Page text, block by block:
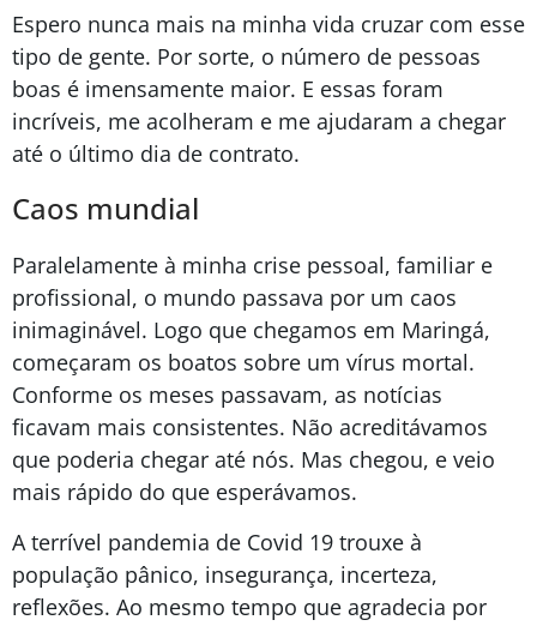
Espero nunca mais na minha vida cruzar com esse
tipo de gente. Por sorte, o número de pessoas
boas é imensamente maior. E essas foram
incríveis, me acolheram e me ajudaram a chegar
até o último dia de contrato.
Caos mundial
Paralelamente à minha crise pessoal, familiar e
profissional, o mundo passava por um caos
inimaginável. Logo que chegamos em Maringá,
começaram os boatos sobre um vírus mortal.
Conforme os meses passavam, as notícias
ficavam mais consistentes. Não acreditávamos
que poderia chegar até nós. Mas chegou, e veio
mais rápido do que esperávamos.
A terrível pandemia de Covid 19 trouxe à
população pânico, insegurança, incerteza,
reflexões. Ao mesmo tempo que agradecia por